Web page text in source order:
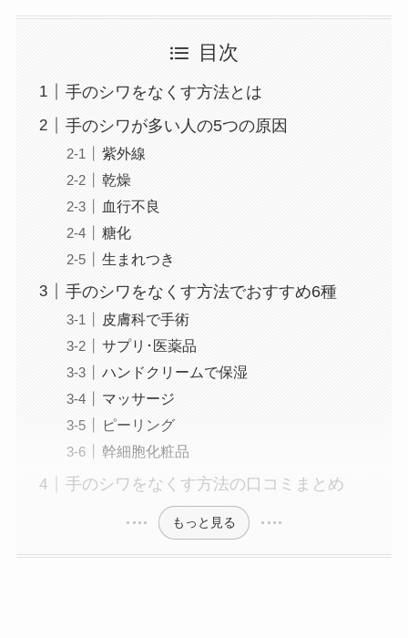
目次
手のシワをなくす方法とは
手のシワが多い人の5つの原因
紫外線
乾燥
血行不良
糖化
生まれつき
手のシワをなくす方法でおすすめ6種
皮膚科で手術
サプリ･医薬品
ハンドクリームで保湿
マッサージ
ピーリング
幹細胞化粧品
手のシワをなくす方法の口コミまとめ
もっと見る